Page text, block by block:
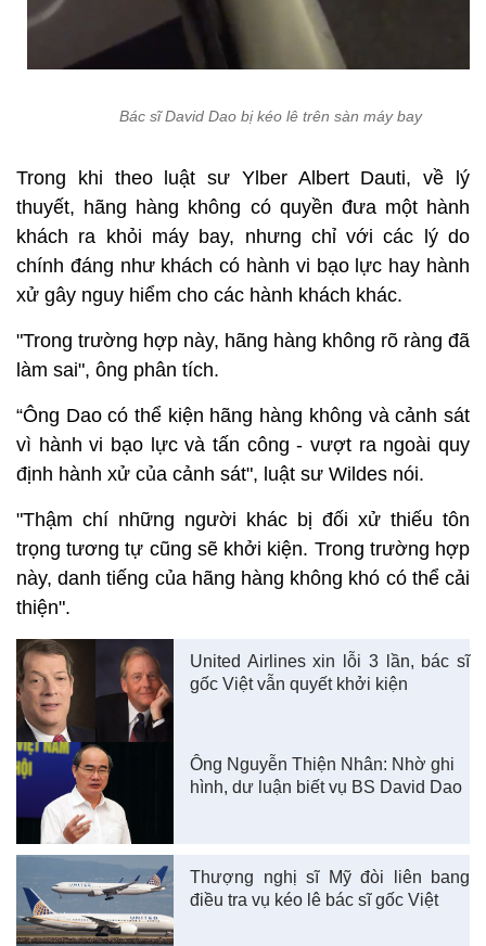
Bác sĩ David Dao bị kéo lê trên sàn máy bay
Trong khi theo luật sư Ylber Albert Dauti, về lý
thuyết, hãng hàng không có quyền đưa một hành
khách ra khỏi máy bay, nhưng chỉ với các lý do
chính đáng như khách có hành vi bạo lực hay hành
xử gây nguy hiểm cho các hành khách khác.
"Trong trường hợp này, hãng hàng không rõ ràng đã
làm sai", ông phân tích.
“Ông Dao có thể kiện hãng hàng không và cảnh sát
vì hành vi bạo lực và tấn công - vượt ra ngoài quy
định hành xử của cảnh sát", luật sư Wildes nói.
"Thậm chí những người khác bị đối xử thiếu tôn
trọng tương tự cũng sẽ khởi kiện. Trong trường hợp
này, danh tiếng của hãng hàng không khó có thể cải
thiện".
United Airlines xin lỗi 3 lần, bác sĩ
gốc Việt vẫn quyết khởi kiện
Ông Nguyễn Thiện Nhân: Nhờ ghi
hình, dư luận biết vụ BS David Dao
Thượng nghị sĩ Mỹ đòi liên bang
điều tra vụ kéo lê bác sĩ gốc Việt